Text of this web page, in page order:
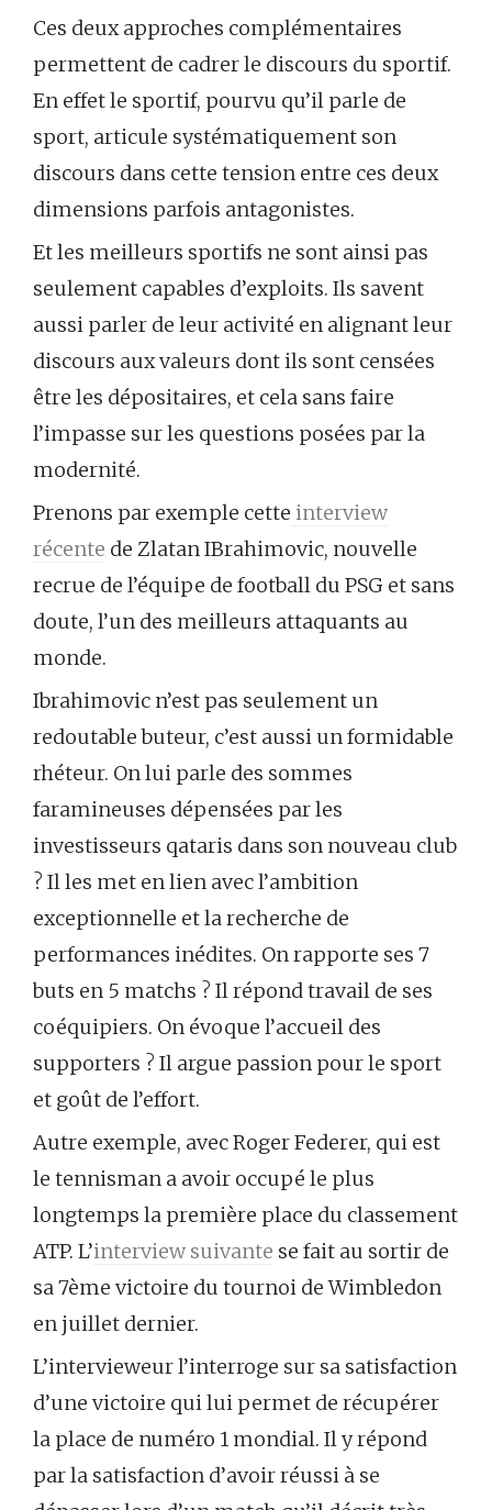
Ces deux approches complémentaires
permettent de cadrer le discours du sportif.
En effet le sportif, pourvu qu’il parle de
sport, articule systématiquement son
discours dans cette tension entre ces deux
dimensions parfois antagonistes.
Et les meilleurs sportifs ne sont ainsi pas
seulement capables d’exploits. Ils savent
aussi parler de leur activité en alignant leur
discours aux valeurs dont ils sont censées
être les dépositaires, et cela sans faire
l’impasse sur les questions posées par la
modernité.
Prenons par exemple cette interview
récente de Zlatan IBrahimovic, nouvelle
recrue de l’équipe de football du PSG et sans
doute, l’un des meilleurs attaquants au
monde.
Ibrahimovic n’est pas seulement un
redoutable buteur, c’est aussi un formidable
rhéteur. On lui parle des sommes
faramineuses dépensées par les
investisseurs qataris dans son nouveau club
? Il les met en lien avec l’ambition
exceptionnelle et la recherche de
performances inédites. On rapporte ses 7
buts en 5 matchs ? Il répond travail de ses
coéquipiers. On évoque l’accueil des
supporters ? Il argue passion pour le sport
et goût de l’effort.
Autre exemple, avec Roger Federer, qui est
le tennisman a avoir occupé le plus
longtemps la première place du classement
ATP. L’interview suivante se fait au sortir de
sa 7ème victoire du tournoi de Wimbledon
en juillet dernier.
L’intervieweur l’interroge sur sa satisfaction
d’une victoire qui lui permet de récupérer
la place de numéro 1 mondial. Il y répond
par la satisfaction d’avoir réussi à se